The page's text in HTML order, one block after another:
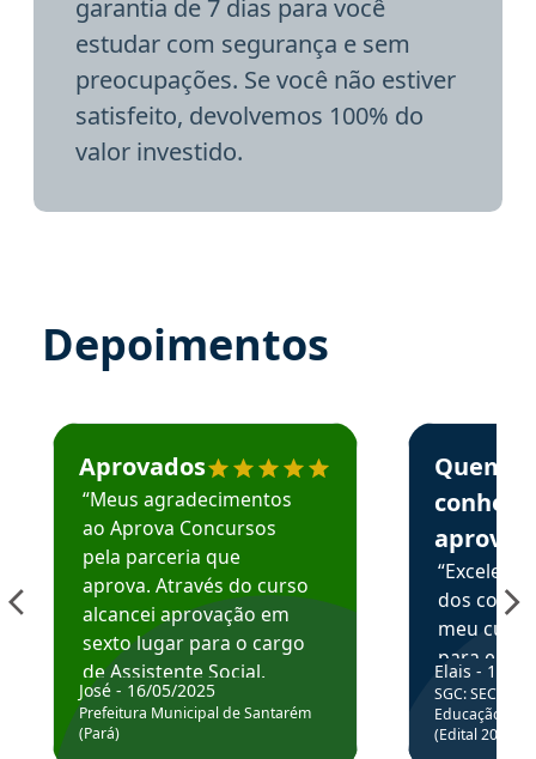
garantia de 7 dias para você
estudar com segurança e sem
preocupações. Se você não estiver
satisfeito, devolvemos 100% do
valor investido.
Depoimentos
Estudante José recomenda o Aprova Concursos em
Aprovados
“Meus agradecimentos
ao Aprova Concursos
pela parceria que
aprova. Através do curso
alcancei aprovação em
sexto lugar para o cargo
de Assistente Social.
Hoje estou atuando na
Prefeitura de Santarém.
José - 16/05/2025
Prefeitura Municipal de Santarém
(Pará)
Estudante
Quem
aprova
dos
meu
para
colocar
através
de
Elais - 15/
SGC: SEC BA
Educação
(Edital